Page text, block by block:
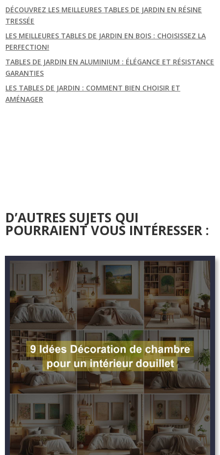
DÉCOUVREZ LES MEILLEURES TABLES DE JARDIN EN RÉSINE
TRESSÉE
LES MEILLEURES TABLES DE JARDIN EN BOIS : CHOISISSEZ LA
PERFECTION!
TABLES DE JARDIN EN ALUMINIUM : ÉLÉGANCE ET RÉSISTANCE
GARANTIES
LES TABLES DE JARDIN : COMMENT BIEN CHOISIR ET
AMÉNAGER
D’AUTRES SUJETS QUI
POURRAIENT VOUS INTÉRESSER :